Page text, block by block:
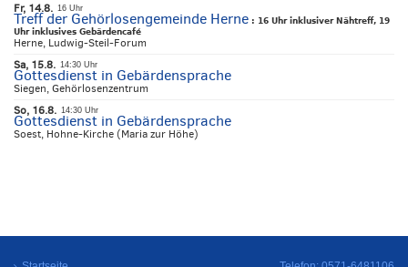
Fr, 14.8. 16 Uhr
Treff der Gehörlosengemeinde Herne : 16 Uhr inklusiver Nähtreff, 19
Uhr inklusives Gebärdencafé
Herne, Ludwig-Steil-Forum
Sa, 15.8. 14:30 Uhr
Gottesdienst in Gebärdensprache
Siegen, Gehörlosenzentrum
So, 16.8. 14:30 Uhr
Gottesdienst in Gebärdensprache
Soest, Hohne-Kirche (Maria zur Höhe)